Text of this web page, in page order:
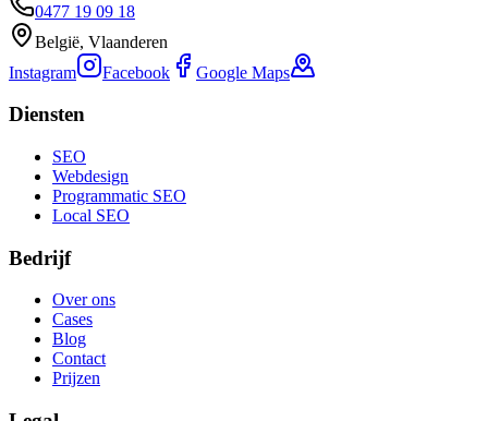
0477 19 09 18
België, Vlaanderen
Instagram
Facebook Google Maps
Diensten
SEO
Webdesign
Programmatic SEO
Local SEO
Bedrijf
Over ons
Cases
Blog
Contact
Prijzen